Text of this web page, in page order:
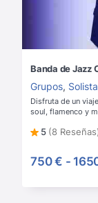
Banda de Jazz
Grupos,
Disfruta de un
soul, flamenco y
5 (8
750 € -